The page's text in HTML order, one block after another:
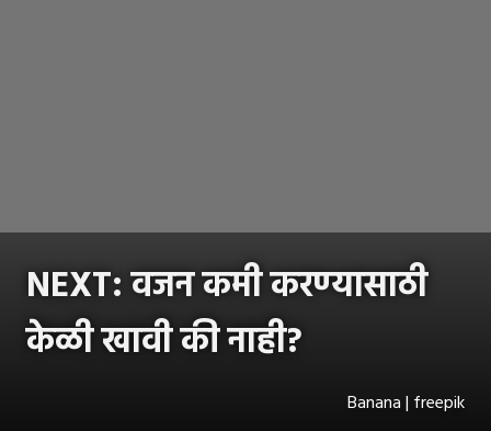
NEXT: वजन कमी करण्यासाठी
केळी खावी की नाही?
Banana | freepik